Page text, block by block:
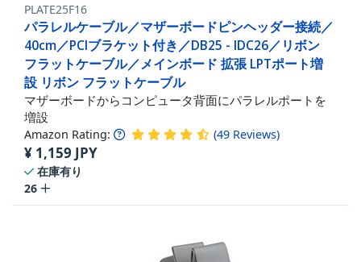
PLATE25F16
パラレルケーブル／マザーボードピンヘッダー接続／
40cm／PCIブラケット付き／DB25 - IDC26／リボン
フラットケーブル／メインボード 拡張 LPTポート増
設 リボン フラットケーブル
マザーボードからコンピュータ背面にパラレルポートを
増設
Amazon Rating: (49 Reviews)
¥ 1,159 JPY
在庫有り
26